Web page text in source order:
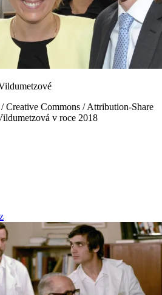
Creative Commons / Attribution-Share
v roce 2018